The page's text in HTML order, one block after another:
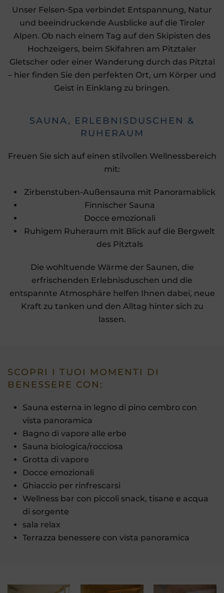
Unser Felsen-Spa verbindet Entspannung, Natur
und beeindruckende Ausblicke auf die Tiroler
Alpen. Ob nach einem Tag auf den Skipisten des
Hochzeigers, beim Skifahren am Pitztaler
Gletscher oder einer Wanderung durch das Pitztal
– hier finden Sie den perfekten Ort, um Körper und
Geist in Einklang zu bringen.
SAUNA, ERLEBNISDUSCHEN &
RUHERAUM
Freuen Sie sich auf einen stilvollen Wellnessbereich
mit:
Zirbenstuben-Außensauna mit Panoramablick
Finnischer Sauna
Docce emozionali
Ruhigem Ruheraum mit Blick auf die Bergwelt
des Pitztals
Die wohltuende Wärme der Saunen, die
erfrischenden Erlebnisduschen und die
entspannte Atmosphäre helfen Ihnen dabei, neue
Kraft zu tanken und den Alltag hinter sich zu
lassen.
SCOPRI I TUOI MOMENTI DI
BENESSERE CON:
Sauna esterna in legno di pino cembro con
vista panoramica
Bagno di vapore alle erbe
Sauna biologica/rocciosa
Grotta di vapore
Docce emozionali
Ghiaccio per rinfrescarsi
Wellness bar con piccoli snack, tisane e acqua
di sorgente
sala relax
Terrazza benessere con vista panoramica